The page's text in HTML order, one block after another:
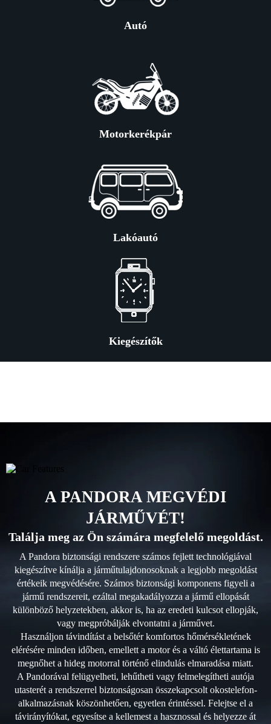
Autó
Motorkerékpár
Lakóautó
Kiegészítők
A PANDORA MEGVÉDI
JÁRMŰVÉT!
Találja meg az Ön számára megfelelő megoldást.
A Pandora biztonsági rendszere számos fejlett technológiával
kiegészítve kínálja a járműtulajdonosoknak a legjobb megoldást
értékeik megvédésére. Számos biztonsági komponens figyeli a
jármű rendszereit, ezáltal megakadályozza a jármű ellopását
különböző helyzetekben, akkor is, ha az eredeti kulcsot ellopják,
vagy megpróbálják elvontatni a járművet.
Használjon távindítást a belsőtér komfortos hőmérsékletének
elérésére minden időben, emellett a motor és a váltó élettartama is
megnőhet a hideg motorral történő elindulás elmaradása miatt.
A Pandorával felügyelheti, lehűtheti vagy felmelegítheti autója
utasterét a rendszerrel biztonságosan összekapcsolt okostelefon-
alkalmazásnak köszönhetően, egyetlen érintéssel. Felejtse el a
távirányítókat, egyesítse a kellemest a hasznossal és helyezze át